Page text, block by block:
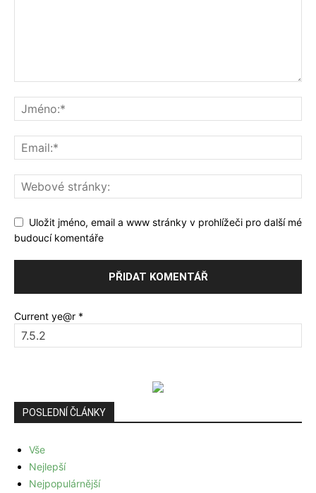
Uložit jméno, email a www stránky v prohlížeči pro další mé
budoucí komentáře
Current ye@r *
POSLEDNÍ ČLÁNKY
Vše
Nejlepší
Nejpopulárnější